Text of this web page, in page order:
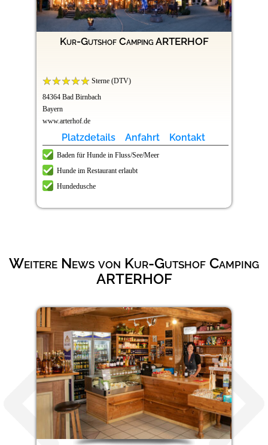
Kur-Gutshof Camping ARTERHOF
Sterne (DTV)
84364 Bad Birnbach
Bayern
www.arterhof.de
Platzdetails Anfahrt Kontakt
Baden für Hunde in Fluss/See/Meer
Hunde im Restaurant erlaubt
Hundedusche
Weitere News von Kur-Gutshof Camping
ARTERHOF